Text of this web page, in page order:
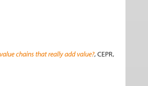
chains that really add value?, CEPR,